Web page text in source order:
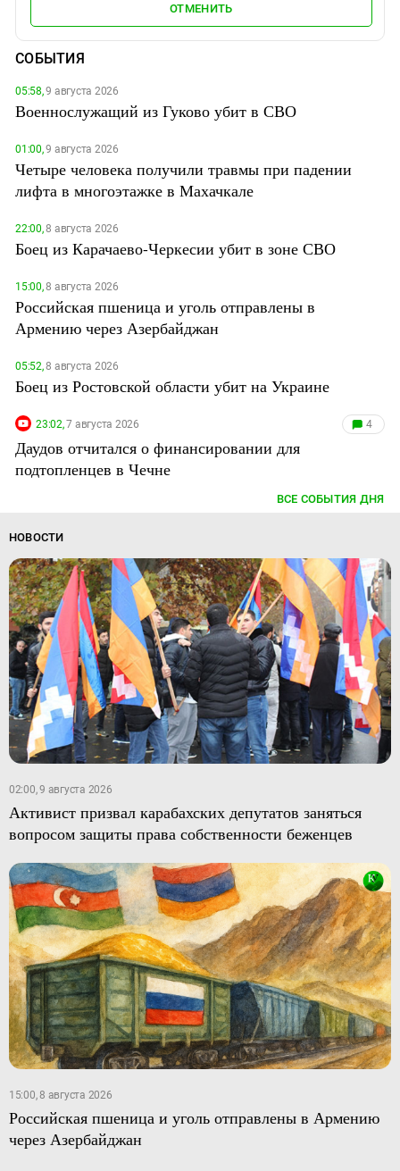
ОТМЕНИТЬ
СОБЫТИЯ
05:58,9 августа 2026
Военнослужащий из Гуково убит в СВО
01:00,9 августа 2026
Четыре человека получили травмы при падении
лифта в многоэтажке в Махачкале
22:00,8 августа 2026
Боец из Карачаево-Черкесии убит в зоне СВО
15:00,8 августа 2026
Российская пшеница и уголь отправлены в
Армению через Азербайджан
05:52,8 августа 2026
Боец из Ростовской области убит на Украине
23:02,7 августа 2026 4
Даудов отчитался о финансировании для
подтопленцев в Чечне
ВСЕ СОБЫТИЯ ДНЯ
НОВОСТИ
02:00, 9 августа 2026
Активист призвал карабахских депутатов заняться
вопросом защиты права собственности беженцев
15:00, 8 августа 2026
Российская пшеница и уголь отправлены в Армению
через Азербайджан